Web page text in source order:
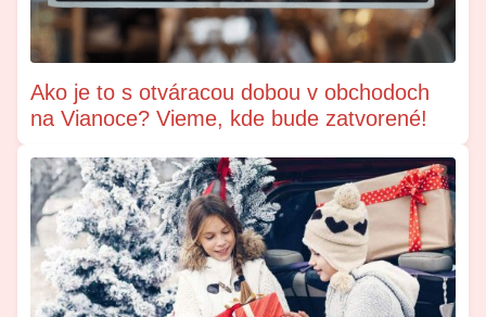
Ako je to s otváracou dobou v obchodoch
na Vianoce? Vieme, kde bude zatvorené!